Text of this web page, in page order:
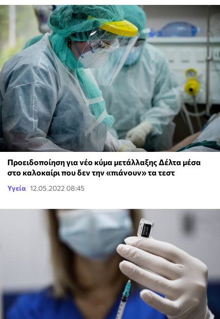
Προειδοποίηση για νέο κύμα μετάλλαξης Δέλτα μέσα
στο καλοκαίρι που δεν την «πιάνουν» τα τεστ
Υγεία 12.05.2022 08:45